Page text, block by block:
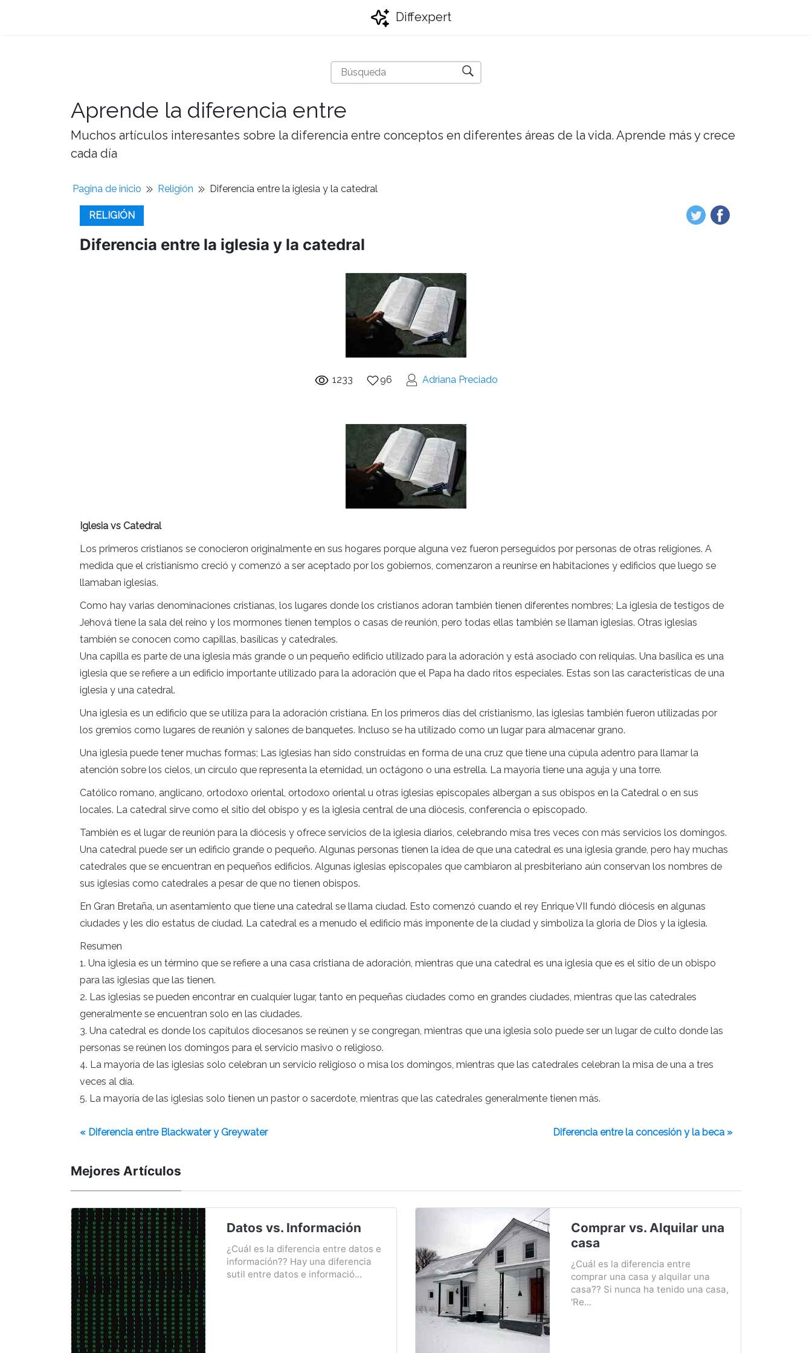
Diffexpert
Aprende la diferencia entre
Muchos artículos interesantes sobre la diferencia entre conceptos en diferentes áreas de la vida. Aprende más y crece
cada día
Pagina de inicio Religión Diferencia entre la iglesia y la catedral
RELIGIÓN
Diferencia entre la iglesia y la catedral
1233 96 Adriana Preciado
Iglesia vs Catedral
Los primeros cristianos se conocieron originalmente en sus hogares porque alguna vez fueron perseguidos por personas de otras religiones. A
medida que el cristianismo creció y comenzó a ser aceptado por los gobiernos, comenzaron a reunirse en habitaciones y edificios que luego se
llamaban iglesias.
Como hay varias denominaciones cristianas, los lugares donde los cristianos adoran también tienen diferentes nombres; La iglesia de testigos de
Jehová tiene la sala del reino y los mormones tienen templos o casas de reunión, pero todas ellas también se llaman iglesias. Otras iglesias
también se conocen como capillas, basílicas y catedrales.
Una capilla es parte de una iglesia más grande o un pequeño edificio utilizado para la adoración y está asociado con reliquias. Una basílica es una
iglesia que se refiere a un edificio importante utilizado para la adoración que el Papa ha dado ritos especiales. Estas son las características de una
iglesia y una catedral.
Una iglesia es un edificio que se utiliza para la adoración cristiana. En los primeros días del cristianismo, las iglesias también fueron utilizadas por
los gremios como lugares de reunión y salones de banquetes. Incluso se ha utilizado como un lugar para almacenar grano.
Una iglesia puede tener muchas formas; Las iglesias han sido construidas en forma de una cruz que tiene una cúpula adentro para llamar la
atención sobre los cielos, un círculo que representa la eternidad, un octágono o una estrella. La mayoría tiene una aguja y una torre.
Católico romano, anglicano, ortodoxo oriental, ortodoxo oriental u otras iglesias episcopales albergan a sus obispos en la Catedral o en sus
locales. La catedral sirve como el sitio del obispo y es la iglesia central de una diócesis, conferencia o episcopado.
También es el lugar de reunión para la diócesis y ofrece servicios de la iglesia diarios, celebrando misa tres veces con más servicios los domingos.
Una catedral puede ser un edificio grande o pequeño. Algunas personas tienen la idea de que una catedral es una iglesia grande, pero hay muchas
catedrales que se encuentran en pequeños edificios. Algunas iglesias episcopales que cambiaron al presbiteriano aún conservan los nombres de
sus iglesias como catedrales a pesar de que no tienen obispos.
En Gran Bretaña, un asentamiento que tiene una catedral se llama ciudad. Esto comenzó cuando el rey Enrique VII fundó diócesis en algunas
ciudades y les dio estatus de ciudad. La catedral es a menudo el edificio más imponente de la ciudad y simboliza la gloria de Dios y la iglesia.
Resumen
1. Una iglesia es un término que se refiere a una casa cristiana de adoración, mientras que una catedral es una iglesia que es el sitio de un obispo
para las iglesias que las tienen.
2. Las iglesias se pueden encontrar en cualquier lugar, tanto en pequeñas ciudades como en grandes ciudades, mientras que las catedrales
generalmente se encuentran solo en las ciudades.
3. Una catedral es donde los capítulos diocesanos se reúnen y se congregan, mientras que una iglesia solo puede ser un lugar de culto donde las
personas se reúnen los domingos para el servicio masivo o religioso.
4. La mayoría de las iglesias solo celebran un servicio religioso o misa los domingos, mientras que las catedrales celebran la misa de una a tres
veces al día.
5. La mayoría de las iglesias solo tienen un pastor o sacerdote, mientras que las catedrales generalmente tienen más.
« Diferencia entre Blackwater y Greywater Diferencia entre la concesión y la beca »
Mejores Artículos
Datos vs. Información
¿Cuál es la diferencia entre datos e
información?? Hay una diferencia
sutil entre datos e informació...
Comprar vs. Alquilar una
casa
¿Cuál es la diferencia entre
comprar una casa y alquilar una
casa?? Si nunca ha tenido una casa,
'Re...